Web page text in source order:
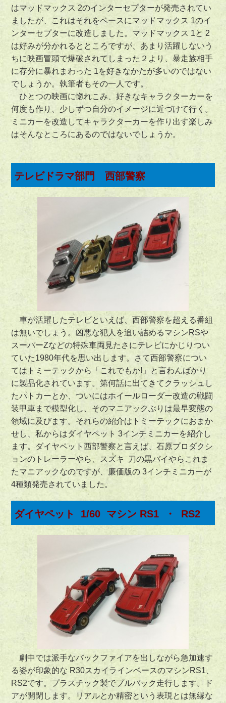
はマッドマックス 2のインターセプターが発売されてい
ましたが、これはそれをベースにマッドマックス 1のイ
ンターセプターに改造しました。マッドマックス 1と 2
は好みが分かれるとところですが、あまり活躍しないう
ちに映画冒頭で爆破されてしまった２より、暴走族相手
に存分に暴れまわった 1を好きなかたが多いのではない
でしょうか。執筆者もその一人です。
ひとつの映画に惚れこみ、好きなキャラクターカーを
何度も作り、少しずつ自分のイメージに近づけて行く。
ミニカーを改造してキャラクターカーを作り出す楽しみ
はそんなところにあるのではないでしょうか。
テレビドラマ部門 西部警察
車が活躍したテレビといえば、西部警察を超える番組
は無いでしょう。凶悪な犯人を追い詰めるマシンRSや
スーパーZなどの特殊車両見たさにテレビにかじりつい
ていた1980年代を思い出します。さて西部警察につい
てはトミーテックから「これでもか!」と言わんばかり
に製品化されています。第何話に出てきてクラッシュし
たパトカーとか、ついにはホイールローダー改造の戦闘
装甲車まで模型化し、そのマニアックぶりは最早変態の
領域に及びます。それらの紹介はトミーテックにおまか
せし、私からはダイヤペット 3インチミニカーを紹介し
ます。ダイヤペット西部警察と言えば、石原プロダクシ
ョンのトレーラーやら、スズキ 刀の黒バイやらこれま
たマニアックなのですが、廉価版の 3インチミニカーが
4種類発売されていました。
ダイヤペット 1/60 マシン RS1 ・ RS2
劇中では派手なバックファイアを出しながら急加速す
る姿が印象的な R30スカイラインベースのマシンRS1、
RS2です。プラスチック製でプルバック走行します。ド
アが開閉します。リアルとか精密という表現とは無縁な